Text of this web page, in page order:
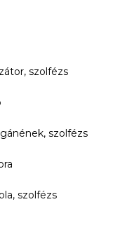
szolfézs
szolfézs
szolfézs